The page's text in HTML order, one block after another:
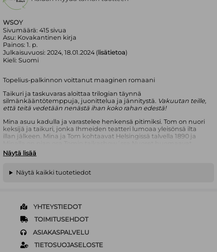
WSOY
Sivumäärä:415 sivua
Asu: Kovakantinen kirja
Painos:1. p.
Julkaisuvuosi:2024, 18.01.2024 ( lisätietoa)
Kieli:Suomi
Topelius-palkinnon voittanut maaginen romaani
Taikuri ja taskuvaras aloittaa trilogian täynnä
silmänkääntötemppuja, juonittelua ja jännitystä. Vakuutan teille,
että teitä vedetään nenästä ihan koko rahan edestä!
Mina asuu kadulla ja varastelee henkensä pitimiksi. Tom on nuori
keksijä ja taikuri, jonka Ihmeiden teatteri lumoaa yleisönsä ilta
illan jälkeen. Mina ja Tom kohtaavat Helsingissä talvella 1890 ja
olevansa toisilleen enemmän kuin ystävät, mutta kummankin
menneisyydessä on pahoja, selvittämättömiä asioita. He joutuvat
rohkeutensa avulla - muutama taikatemppu hihassaan.
Anniina Mikamaon helsinkiläinen kuvittaja ja kirjailija.
Huijarin oppipoikaoli Lasten- ja nuortenkirjallisuuden Finlandia-
ehdokkaana.
Näytä lisää
Näytä kaikki tuotetiedot
YHTEYSTIEDOT
TOIMITUSEHDOT
ASIAKASPALVELU
TIETOSUOJASELOSTE